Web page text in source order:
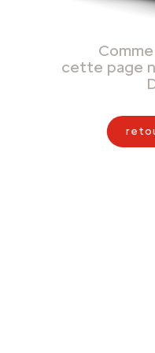
cette page